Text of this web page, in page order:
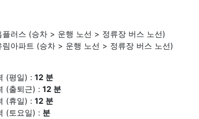
플러스 (승차 > 운행 노선 > 정류장 버스 노선)
림아파트 (승차 > 운행 노선 > 정류장 버스 노선)
(평일) : 12 분
(출퇴근) : 12 분
(휴일) : 12 분
(토요일) : 분